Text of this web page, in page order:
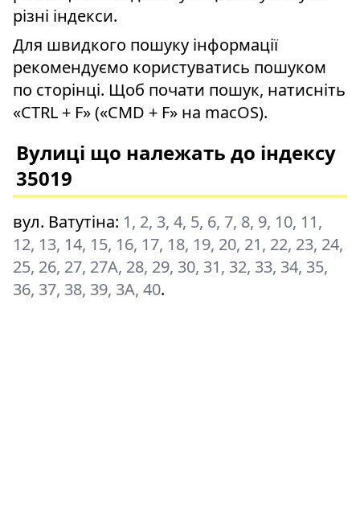
різні індекси.
Для швидкого пошуку інформації
рекомендуємо користуватись пошуком
по сторінці. Щоб почати пошук, натисніть
«CTRL + F» («CMD + F» на macOS).
Вулиці що належать до індексу
35019
вул. Ватутіна: 1, 2, 3, 4, 5, 6, 7, 8, 9, 10, 11,
12, 13, 14, 15, 16, 17, 18, 19, 20, 21, 22, 23, 24,
25, 26, 27, 27А, 28, 29, 30, 31, 32, 33, 34, 35,
36, 37, 38, 39, 3А, 40.